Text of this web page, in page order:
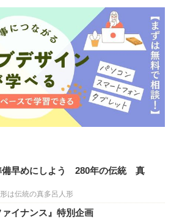
備早めにしよう 280年の伝統 真
は伝統の真多呂人形
ァイナンス』特別企画